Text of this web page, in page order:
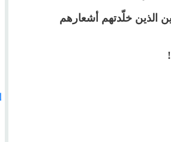
الذين خلّدتهم أشعارهم
!